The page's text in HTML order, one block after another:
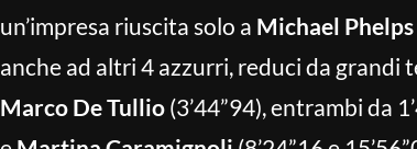
un’impresa riuscita solo a Michael Phelps
anche ad altri 4 azzurri, reduci da grandi
Marco De Tullio (3’44”94), entrambi da